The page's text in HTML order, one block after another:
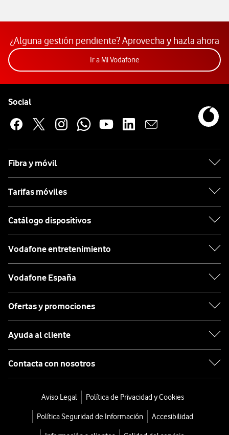
¿Alguna gestión pendiente? Aprovecha y hazla ahora
Ir a Mi VodafoneAcceder a la app Mi
Social
Fibra y móvil
Tarifas móviles
Catálogo dispositivos
Vodafone entretenimiento
Vodafone España
Ofertas y promociones
Ayuda al cliente
Contacta con nosotros
Aviso Legal Política de Privacidad y Cookies
Política Seguridad de Información Accesibilidad